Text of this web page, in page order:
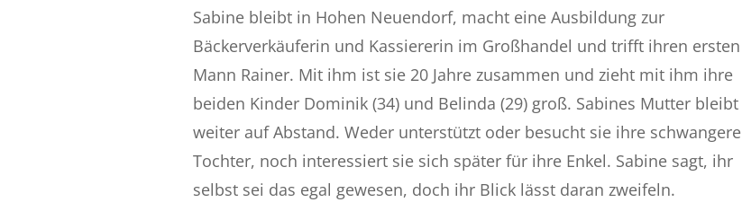
Sabine bleibt in Hohen Neuendorf, macht eine Ausbildung zur
Bäckerverkäuferin und Kassiererin im Großhandel und trifft ihren ersten
Mann Rainer. Mit ihm ist sie 20 Jahre zusammen und zieht mit ihm ihre
beiden Kinder Dominik (34) und Belinda (29) groß. Sabines Mutter bleibt
weiter auf Abstand. Weder unterstützt oder besucht sie ihre schwangere
Tochter, noch interessiert sie sich später für ihre Enkel. Sabine sagt, ihr
selbst sei das egal gewesen, doch ihr Blick lässt daran zweifeln.